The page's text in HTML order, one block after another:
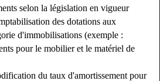
selon la législation en vigueur
des dotations aux
d'immobilisations (exemple :
pour le mobilier et le matériel de
du taux d'amortissement pour